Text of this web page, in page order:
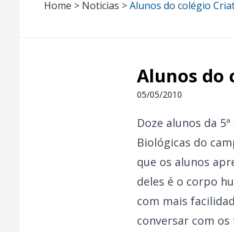
Home > Noticias >Alunos do colégio
Alunos do
05/05/2010
Doze alunos da
Biológicas do
que os alunos
deles é o corpo
com mais
conversar com